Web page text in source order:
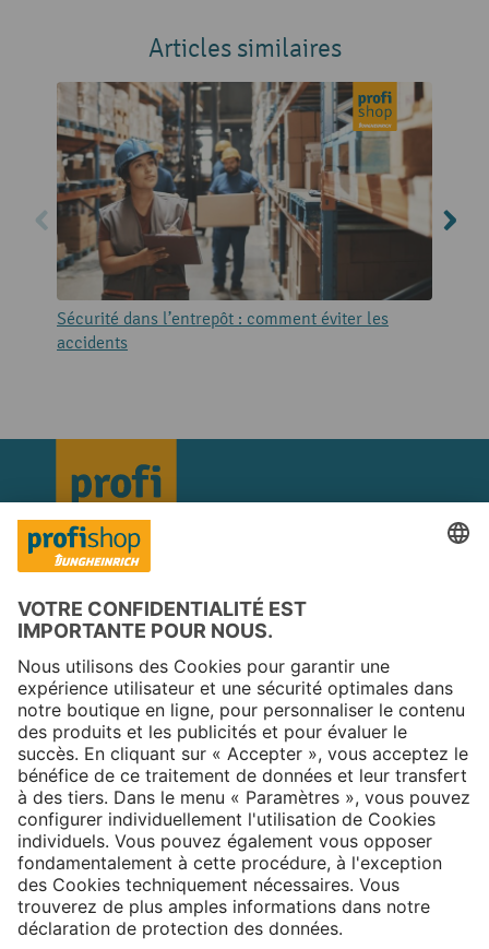
Articles similaires
Sécurité dans l’entrepôt : comment éviter les
accidents
Copyright © 2025 Jungheinrich PROFISHOP
Newsletter
S'inscrire →
À propos